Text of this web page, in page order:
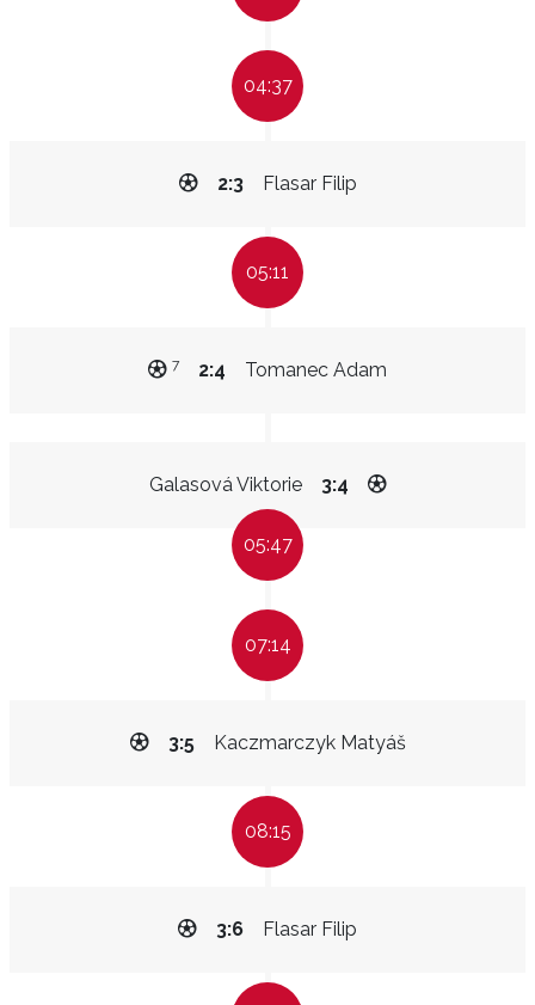
04:37
Flasar Filip
2:3
05:11
Tomanec Adam
2:4
7
Galasová Viktorie 3:4
05:47
07:14
Kaczmarczyk Matyáš
3:5
08:15
Flasar Filip
3:6